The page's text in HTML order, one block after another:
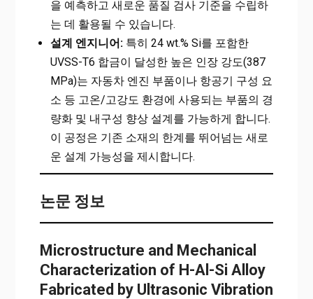
을 예측하고 새로운 품질 검사 기준을 수립하
는 데 활용될 수 있습니다.
설계 엔지니어:특히 24 wt.% Si를 포함한
UVSS-T6 합금이 달성한 높은 인장 강도(387
MPa)는 자동차 엔진 부품이나 항공기 구성 요
소 등 고온/고강도 환경에 사용되는 부품의 경
량화 및 내구성 향상 설계를 가능하게 합니다.
이 공정은 기존 소재의 한계를 뛰어넘는 새로
운 설계 가능성을 제시합니다.
논문 정보
Microstructure and Mechanical
Characterization of H-Al-Si Alloy
Fabricated by Ultrasonic Vibration